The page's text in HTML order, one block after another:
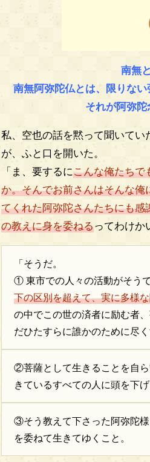
南無
南無阿弥陀仏とは、限りな
それが阿弥
私、空也の話を黙って聞いて
が、ふと口を開いた。
「ま、要するにこんな俺たちで
か。そんでお前さんはそんな
てくれた阿弥陀さんたちにも
の教えに身を委ねるってわけか
「そうだ。
① 東市での人々の活動がそう
下の区別を超えて、実に多様
の中でこの世の済者に励む者
だひたすらに誰かのために尽
②菩薩として生きることを自
きているすべての人に頭を下
③そう教えて下さった阿弥陀
を委ねて生きてゆくこと。